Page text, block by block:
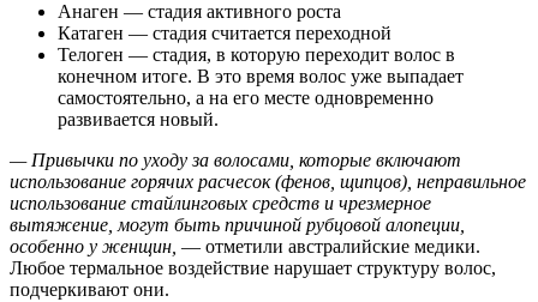
Анаген — стадия активного роста
Катаген — стадия считается переходной
Телоген — стадия, в которую переходит волос в
конечном итоге. В это время волос уже выпадает
самостоятельно, а на его месте одновременно
развивается новый.
— Привычки по уходу за волосами, которые включают
использование горячих расчесок (фенов, щипцов), неправильное
использование стайлинговых средств и чрезмерное
вытяжение, могут быть причиной рубцовой алопеции,
особенно у женщин, — отметили австралийские медики.
Любое термальное воздействие нарушает структуру волос,
подчеркивают они.